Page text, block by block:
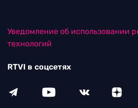
Уведомление об использовании
технологий
RTVI в соцсетях